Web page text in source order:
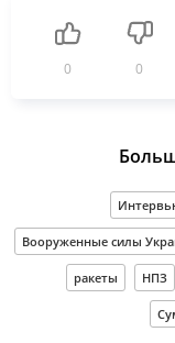
0 0
Вооруженные силы
ракеты НПЗ